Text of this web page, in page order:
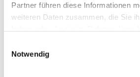
Partner führen diese Informationen
weiteren Daten zusammen, die Sie
Notwendig